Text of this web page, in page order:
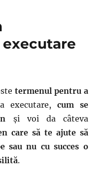
silită
termenul pentru a
executare, cum se
și voi da câteva
care să te ajute să
sau nu cu succes o
.